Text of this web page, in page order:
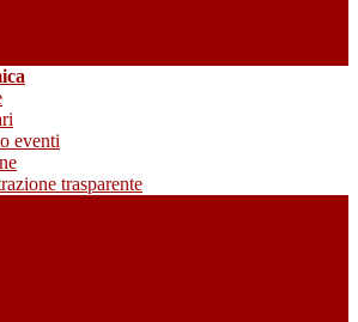
eventi
trasparente